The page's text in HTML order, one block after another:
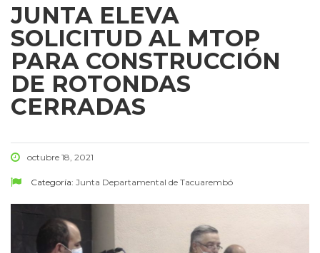
JUNTA ELEVA
SOLICITUD AL MTOP
PARA CONSTRUCCIÓN
DE ROTONDAS
CERRADAS
octubre 18, 2021
Categoría: Junta Departamental de Tacuarembó